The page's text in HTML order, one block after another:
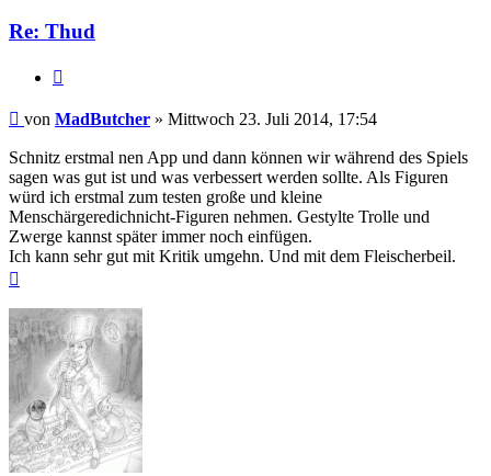
Re: Thud
Beitrag
von MadButcher » Mittwoch 23. Juli 2014, 17:54
Schnitz erstmal nen App und dann können wir während des Spiels
sagen was gut ist und was verbessert werden sollte. Als Figuren
würd ich erstmal zum testen große und kleine
Menschärgeredichnicht-Figuren nehmen. Gestylte Trolle und
Zwerge kannst später immer noch einfügen.
Ich kann sehr gut mit Kritik umgehn. Und mit dem Fleischerbeil.